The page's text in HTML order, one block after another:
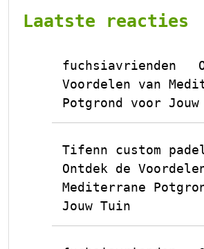
Laatste reacties
fuchsiavrienden
Voordelen van
Potgrond voor
Tifenn custom
Ontdek de
Mediterrane
Jouw Tuin